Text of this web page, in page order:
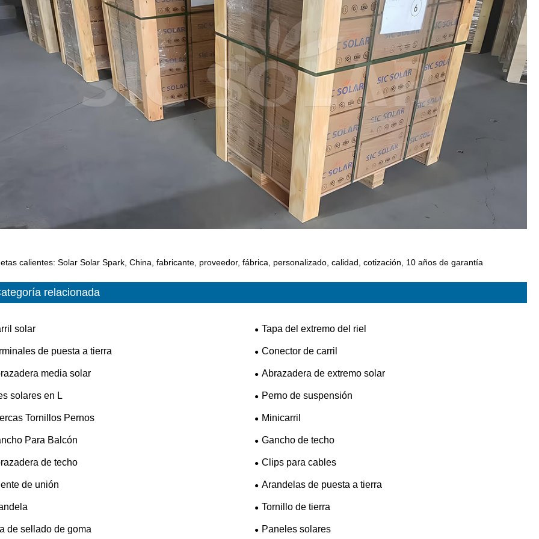
calientes: Solar Solar Spark, China, fabricante, proveedor, fábrica, personalizado, calidad, cotización, 10 años de garantía
relacionada
solar Tapa del extremo del riel
de puesta a tierra Conector de carril
media solar Abrazadera de extremo solar
solares en L Perno de suspensión
Tornillos Pernos Minicarril
Para Balcón Gancho de techo
de techo Clips para cables
de unión Arandelas de puesta a tierra
Tornillo de tierra
de sellado de goma Paneles solares